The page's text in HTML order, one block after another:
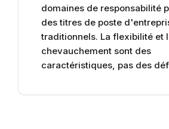
domaines de responsabilité
des titres de poste
traditionnels. La flexibilité et
chevauchement sont des
caractéristiques, pas des